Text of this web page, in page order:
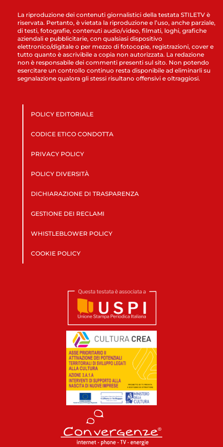
La riproduzione dei contenuti giornalistici della testata STILETV è
riservata. Pertanto, è vietata la riproduzione e l’uso, anche parziale,
di testi, fotografie, contenuti audio/video, filmati, loghi, grafiche
aziendali e pubblicitarie, con qualsiasi dispositivo
elettronico/digitale o per mezzo di fotocopie, registrazioni, cover e
tutto quanto è ascrivibile a copia non autorizzata. La redazione
non è responsabile dei commenti presenti sul sito. Non potendo
esercitare un controllo continuo resta disponibile ad eliminarli su
segnalazione qualora gli stessi risultano offensivi e oltraggiosi.
POLICY EDITORIALE
CODICE ETICO CONDOTTA
PRIVACY POLICY
POLICY DIVERSITÀ
DICHIARAZIONE DI TRASPARENZA
GESTIONE DEI RECLAMI
WHISTLEBLOWER POLICY
COOKIE POLICY